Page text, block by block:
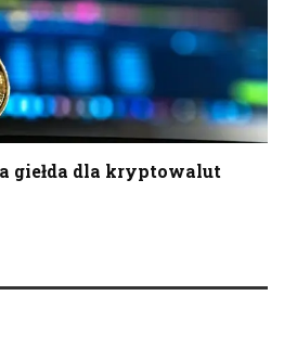
giełda dla kryptowalut